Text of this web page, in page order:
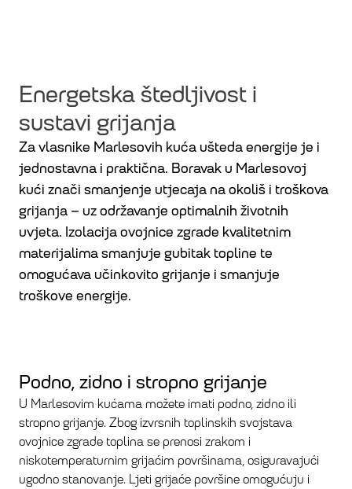
Energetska štedljivost i
sustavi grijanja
Za vlasnike Marlesovih kuća ušteda energije je i
jednostavna i praktična. Boravak u Marlesovoj
kući znači smanjenje utjecaja na okoliš i troškova
grijanja – uz održavanje optimalnih životnih
uvjeta. Izolacija ovojnice zgrade kvalitetnim
materijalima smanjuje gubitak topline te
omogućava učinkovito grijanje i smanjuje
troškove energije.
Podno, zidno i stropno grijanje
U Marlesovim kućama možete imati podno, zidno ili
stropno grijanje. Zbog izvrsnih toplinskih svojstava
ovojnice zgrade toplina se prenosi zrakom i
niskotemperaturnim grijaćim površinama, osiguravajući
ugodno stanovanje. Ljeti grijaće površine omogućuju i